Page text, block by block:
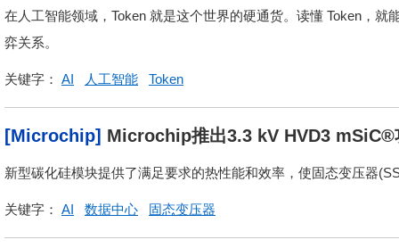
在人工智能领域，Token 就是这个世界的硬通货。读懂 Token，
弈关系。
关键字： AI 人工智能 Token
[Microchip] Microchip推出3.3 kV HVD3 mSiC®
用
新型碳化硅模块提供了满足要求的热性能和效率，使固态变压器
关键字： AI 数据中心 固态变压器